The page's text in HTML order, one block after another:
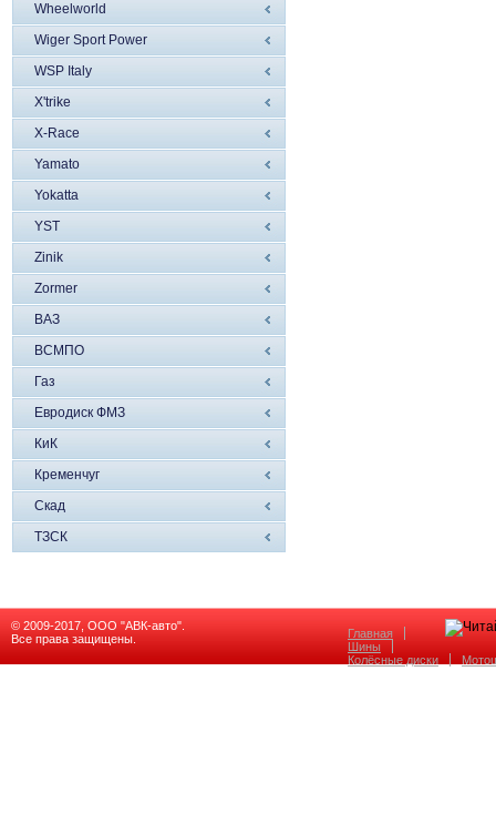
Wheelworld
Wiger Sport Power
WSP Italy
X'trike
X-Race
Yamato
Yokatta
YST
Zinik
Zormer
ВАЗ
ВСМПО
Газ
Евродиск ФМЗ
КиК
Кременчуг
Скад
ТЗСК
© 2009-2017, ООО "АВК-авто".
Все права защищены.
Главная
Шины
Колёсные диски